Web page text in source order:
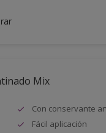
Mix
Con conservante
Fácil aplicación